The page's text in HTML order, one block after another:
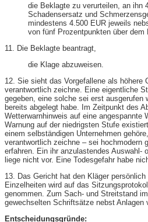
die Beklagte zu verurteilen, an ihn
Schadensersatz und
mindestens 4.500 EUR jeweils
von fünf Prozentpunkten über dem
11. Die Beklagte beantragt,
die Klage abzuweisen.
12. Sie sieht das Vorgefallene als höhere
verantwortlich zeichne. Eine eigentliche
gegeben, eine solche sei erst ausgerufen
bereits abgelegt habe. Im Zeitpunkt des
Wetterwarnhinweis auf eine angespannte
Warnung auf der niedrigsten Stufe
einem selbständigen Unternehmen
verantwortlich zeichne – sei hochmodern
erfahren. Ein ihr anzulastendes Auswahl-
liege nicht vor. Eine Todesgefahr habe
13. Das Gericht hat den Kläger persönlich
Einzelheiten wird auf das
genommen. Zum Sach- und Streitstand
gewechselten Schriftsätze nebst Anlagen
Entscheidungsgründe: